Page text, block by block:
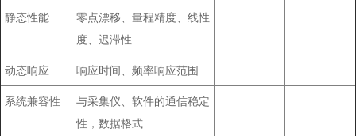
静态性能
零点漂移、量程精度、线性
度、迟滞性
动态响应 响应时间、频率响应范围
系统兼容性
与采集仪、软件的通信稳定
性，数据格式